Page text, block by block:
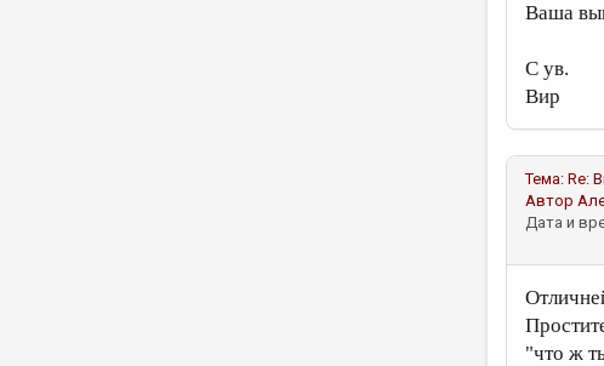
Ваша
С ув.
Вир
Тема: Re:
Автор
Дата и
"что ж